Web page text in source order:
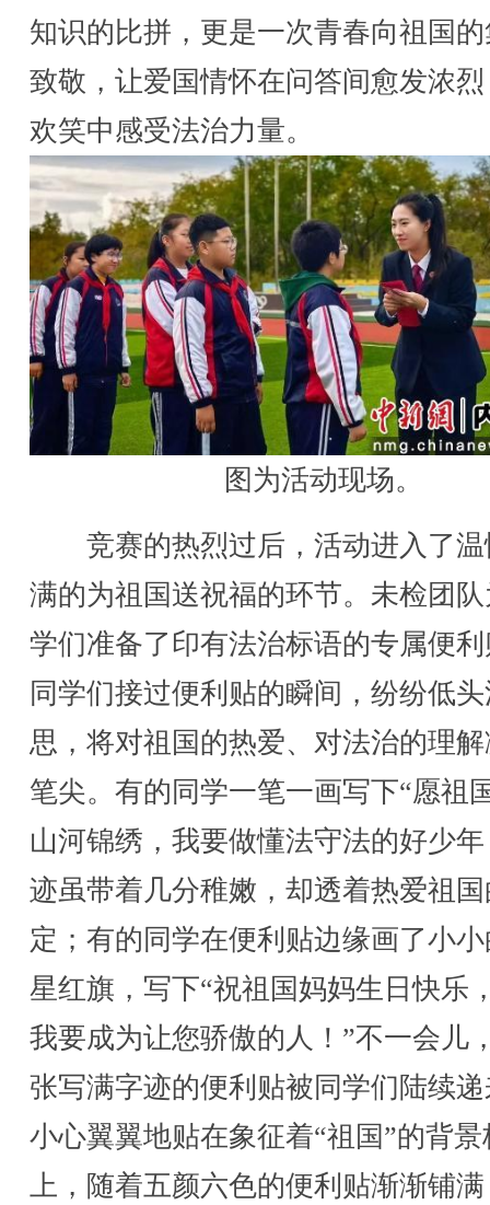
知识的比拼，更是一次青春向祖国
致敬，让爱国情怀在问答间愈发浓
欢笑中感受法治力量。
图为活动现场。
竞赛的热烈过后，活动进入了温
满的为祖国送祝福的环节。未检团
学们准备了印有法治标语的专属便
同学们接过便利贴的瞬间，纷纷低
思，将对祖国的热爱、对法治的理
笔尖。有的同学一笔一画写下“愿祖
山河锦绣，我要做懂法守法的好少年
迹虽带着几分稚嫩，却透着热爱祖
定；有的同学在便利贴边缘画了小
星红旗，写下“祝祖国妈妈生日快乐
我要成为让您骄傲的人！”不一会儿
张写满字迹的便利贴被同学们陆续
小心翼翼地贴在象征着“祖国”的背景
上，随着五颜六色的便利贴渐渐铺